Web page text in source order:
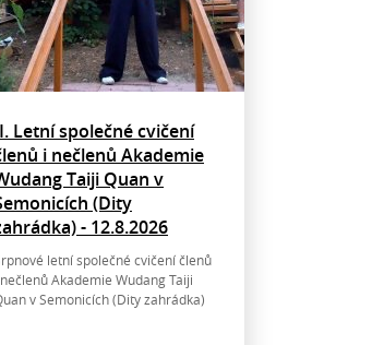
Letní společné cvičení
i nečlenů Akademie
Taiji Quan v
(Dity
- 12.8.2026
letní společné cvičení členů
Akademie Wudang Taiji
v Semonicích (Dity zahrádka)